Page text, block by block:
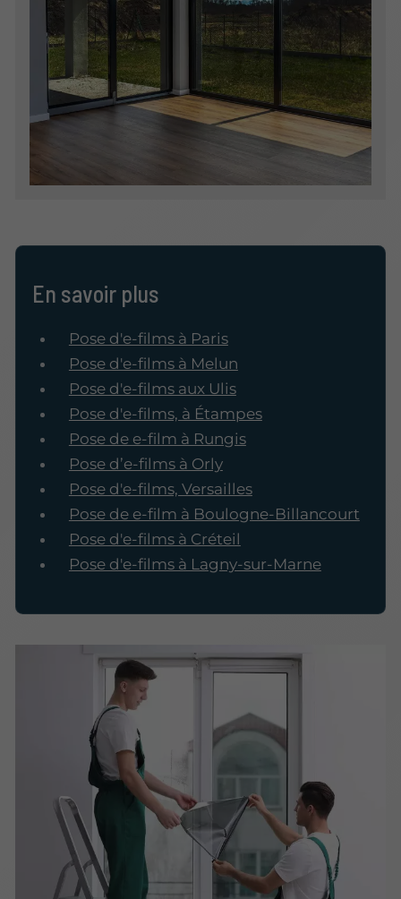
En savoir plus
Pose d'e-films à Paris
Pose d'e-films à Melun
Pose d'e-films aux Ulis
Pose d'e-films, à Étampes
Pose de e-film à Rungis
Pose d’e-films à Orly
Pose d'e-films, Versailles
Pose de e-film à Boulogne-Billancourt
Pose d'e-films à Créteil
Pose d'e-films à Lagny-sur-Marne